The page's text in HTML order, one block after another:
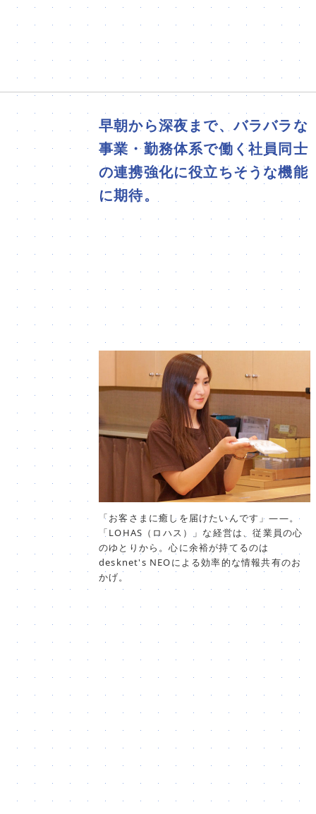
早朝から深夜まで、バラバラな
事業・勤務体系で働く社員同士
の連携強化に役立ちそうな機能
に期待。
「お客さまに癒しを届けたいんです」――。
「LOHAS（ロハス）」な経営は、従業員の心
のゆとりから。心に余裕が持てるのは
desknet's NEOによる効率的な情報共有のお
かげ。